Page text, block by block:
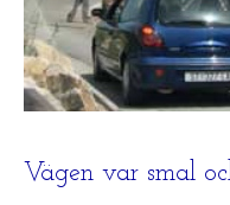
Vägen var smal